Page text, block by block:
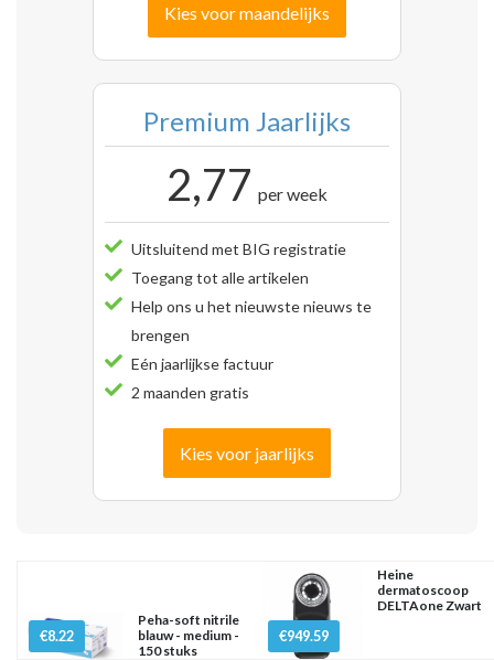
Kies voor maandelijks
Premium Jaarlijks
2,77 per week
Uitsluitend met BIG registratie
Toegang tot alle artikelen
Help ons u het nieuwste nieuws te
brengen
Eén jaarlijkse factuur
2 maanden gratis
Kies voor jaarlijks
€8.22
Peha-soft nitrile
blauw - medium -
150 stuks
€949.59
Heine
dermatoscoop
DELTAone Zwart